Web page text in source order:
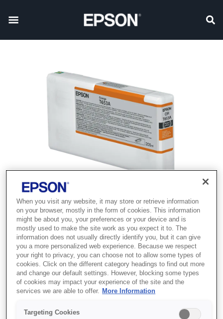
SKU C13T653A00
T653A Orange Ink
When you visit any website, it may store or retrieve information
on your browser, mostly in the form of cookies. This information
might be about you, your preferences or your device and is
mostly used to make the site work as you expect it to. The
information does not usually directly identify you, but it can give
you a more personalized web experience. Because we respect
your right to privacy, you can choose not to allow some types of
cookies. Click on the different category headings to find out more
and change our default settings. However, blocking some types
of cookies may impact your experience of the site and the
services we are able to offer.
More Information
Targeting Cookies